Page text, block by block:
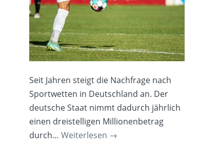
Seit Jahren steigt die Nachfrage nach
Sportwetten in Deutschland an. Der
deutsche Staat nimmt dadurch jährlich
einen dreistelligen Millionenbetrag
durch…Weiterlesen →